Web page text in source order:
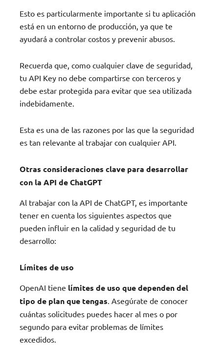
Esto es particularmente importante si tu aplicación
está en un entorno de producción, ya que te
ayudará a controlar costos y prevenir abusos.
Recuerda que, como cualquier clave de seguridad,
tu API Key no debe compartirse con terceros y
debe estar protegida para evitar que sea utilizada
indebidamente.
Esta es una de las razones por las que la seguridad
es tan relevante al trabajar con cualquier API.
Otras consideraciones clave para desarrollar
con la API de ChatGPT
Al trabajar con la API de ChatGPT, es importante
tener en cuenta los siguientes aspectos que
pueden influir en la calidad y seguridad de tu
desarrollo:
Límites de uso
OpenAI tiene límites de uso que dependen del
tipo de plan que tengas . Asegúrate de conocer
cuántas solicitudes puedes hacer al mes o por
segundo para evitar problemas de límites
excedidos.